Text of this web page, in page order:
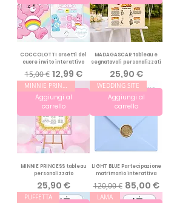
COCCOLOTTI orsetti del
cuore invito interattivo
Prezzo regolare
15,00 € Prezzo scontato
12,99 €
MADAGASCAR tableau e
segnatavoli personalizzati
Prezzo
25,90 €
Aggiungi al
carrello
MINNIE PRINCESS
MINNIE PRINCESS tableau
personalizzato
Prezzo
25,90 €
Aggiungi al
carrello
WEDDING SITE
LIGHT BLUE Partecipazione
matrimonio interattiva
Prezzo regolare
120,00 € Prezzo scontato
85,00 €
PUFFETTA LAMA